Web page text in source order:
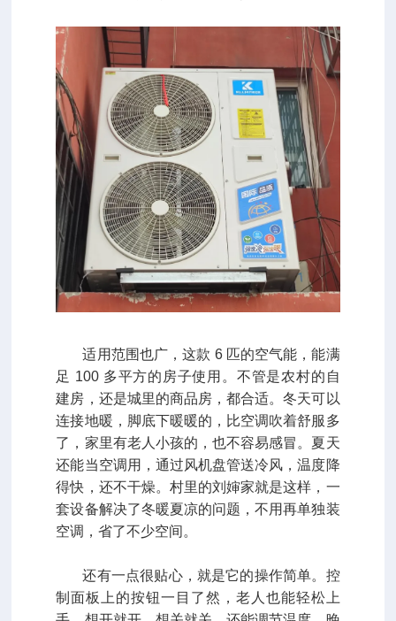
适用范围也广，这款 6 匹的空气能，能满
足 100 多平方的房子使用。不管是农村的自
建房，还是城里的商品房，都合适。冬天可以
连接地暖，脚底下暖暖的，比空调吹着舒服多
了，家里有老人小孩的，也不容易感冒。夏天
还能当空调用，通过风机盘管送冷风，温度降
得快，还不干燥。村里的刘婶家就是这样，一
套设备解决了冬暖夏凉的问题，不用再单独装
空调，省了不少空间。
还有一点很贴心，就是它的操作简单。控
制面板上的按钮一目了然，老人也能轻松上